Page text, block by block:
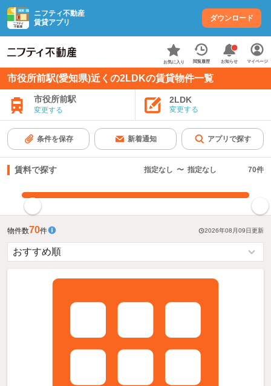
ニフティ不動産
賃貸アプリ
ダウンロード
お気に入り 閲覧履歴 お知らせ マイページ
市役所前駅(愛知県)近くの2LDKの賃貸物件一覧
市役所前駅
変更する
2LDK
変更する
条件を保存 新着通知 アプリで探す
賃料で探す 指定なし 〜 指定なし 70件
物件数70件 2026年08月09日更新